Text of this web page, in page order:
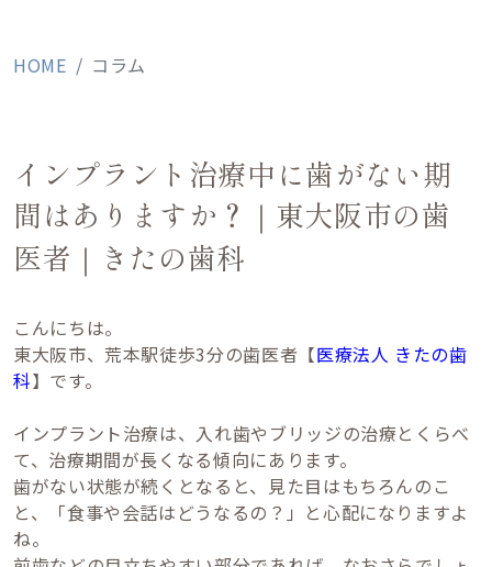
HOME コラム
インプラント治療中に歯がない期
間はありますか？｜東大阪市の歯
医者｜きたの歯科
こんにちは。
東大阪市、荒本駅徒歩3分の歯医者【医療法人 きたの歯
科】です。
インプラント治療は、入れ歯やブリッジの治療とくらべ
て、治療期間が長くなる傾向にあります。
歯がない状態が続くとなると、見た目はもちろんのこ
と、「食事や会話はどうなるの？」と心配になりますよ
ね。
日
／
／